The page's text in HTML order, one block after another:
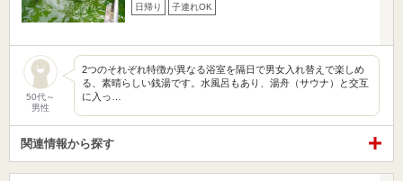
日帰り 子連れOK
50代～
男性
2つのそれぞれ特徴が異なる浴室を隔日で男女入れ替えで楽しめ
る、素晴らしい銭湯です。水風呂もあり、湯舟（サウナ）と交互
に入っ…
関連情報から探す